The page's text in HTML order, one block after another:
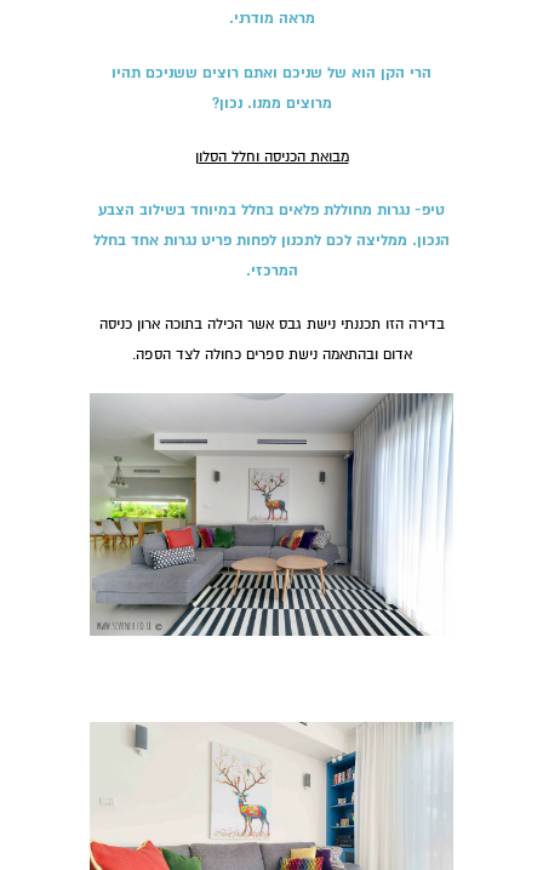
מראה מודרני.
הרי הקן הוא של שניכם ואתם רוצים ששניכם תהיו
מרוצים ממנו. נכון?
מבואת הכניסה וחלל הסלון
טיפ- נגרות מחוללת פלאים בחלל במיוחד בשילוב הצבע
הנכון. ממליצה לכם לתכנון לפחות פריט נגרות אחד בחלל
המרכזי.
בדירה הזו תכננתי נישת גבס אשר הכילה בתוכה ארון כניסה
אדום ובהתאמה נישת ספרים כחולה לצד הספה.